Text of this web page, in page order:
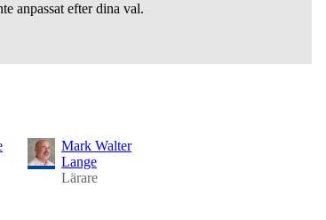
anpassat efter dina val.
Mark Walter
Lange
Lärare